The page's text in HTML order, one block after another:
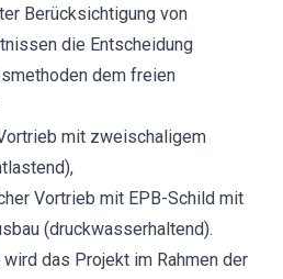
Berücksichtigung von
die Entscheidung
dem freien
mit zweischaligem
Vortrieb mit EPB-Schild mit
(druckwasserhaltend).
das Projekt im Rahmen der